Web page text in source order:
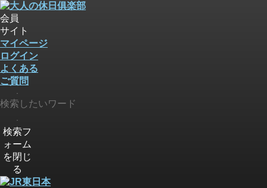
会員
サイト
マイページ
ログイン
よくある
ご質問
検索フ
ォーム
を閉じ
る